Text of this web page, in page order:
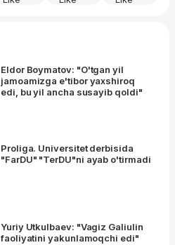
Eldor Boymatov: "O'tgan yil
jamoamizga e'tibor yaxshiroq
edi, bu yil ancha susayib qoldi"
Proliga. Universitet derbisida
"FarDU" "TerDU"ni ayab o'tirmadi
Yuriy Utkulbaev: "Vagiz Galiulin
faoliyatini yakunlamoqchi edi"